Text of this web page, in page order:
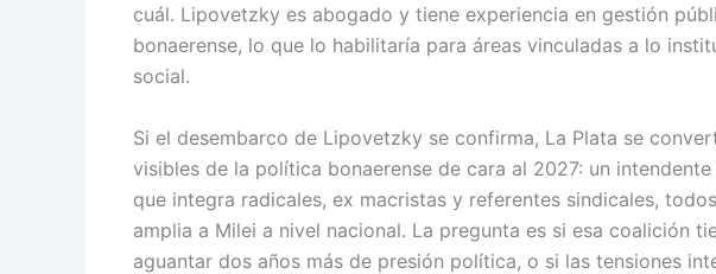
cuál. Lipovetzky es abogado y tiene experiencia en gestión
bonaerense, lo que lo habilitaría para áreas vinculadas a lo
social.
Si el desembarco de Lipovetzky se confirma, La Plata se
visibles de la política bonaerense de cara al 2027: un
que integra radicales, ex macristas y referentes sindicales,
amplia a Milei a nivel nacional. La pregunta es si esa coalición
aguantar dos años más de presión política, o si las tensiones